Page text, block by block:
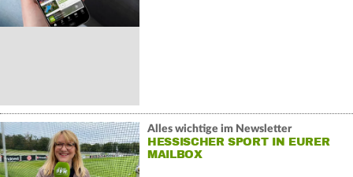
Alles wichtige im Newsletter
HESSISCHER SPORT IN EURER
MAILBOX